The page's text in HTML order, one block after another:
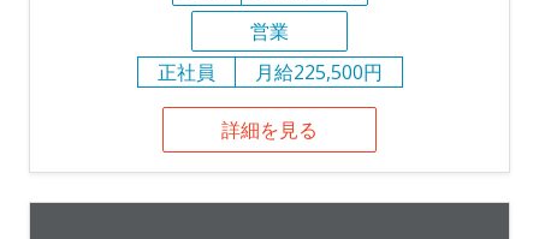
営業
正社員
月給225,500円
詳細を見る